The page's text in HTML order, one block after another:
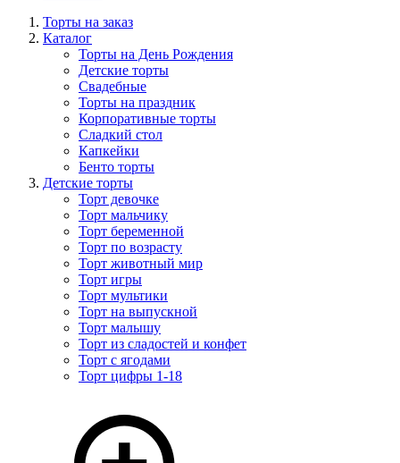
Торты на заказ
Каталог
Торты на День Рождения
Детские торты
Свадебные
Торты на праздник
Корпоративные торты
Сладкий стол
Капкейки
Бенто торты
Детские торты
Торт девочке
Торт мальчику
Торт беременной
Торт по возрасту
Торт животный мир
Торт игры
Торт мультики
Торт на выпускной
Торт малышу
Торт из сладостей и конфет
Торт с ягодами
Торт цифры 1-18